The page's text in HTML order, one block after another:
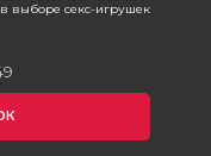
выборе секс-игрушек